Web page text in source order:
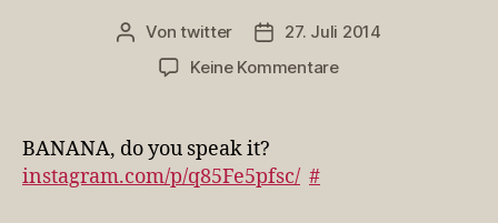
Beitragsautor
Vontwitter Veröffentlichungsdatum
27. Juli 2014
Keine Kommentarezu
BANANA, do you speak it?
instagram.com/p/q85Fe5pfsc/ #